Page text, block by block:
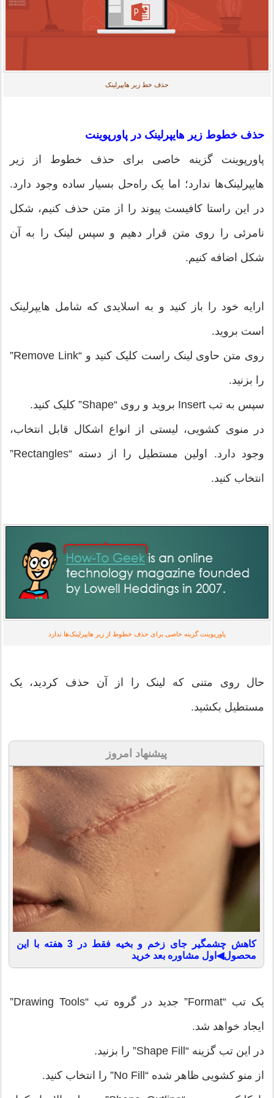
حذف خط زیر هایپرلینک
حذف خطوط زیر هایپرلینک در پاورپوینت
پاورپوینت گزینه خاصی برای حذف خطوط از زیر
هایپرلینک‌ها ندارد؛ اما یک راه‌حل بسیار ساده وجود دارد.
در این راستا کافیست پیوند را از متن حذف کنیم، شکل
نامرئی را روی متن قرار دهیم و سپس لینک را به آن
شکل اضافه کنیم.
ارایه خود را باز کنید و به اسلایدی که شامل هایپرلینک
است بروید.
روی متن حاوی لینک راست کلیک کنید و “Remove Link”
را بزنید.
سپس به تب ‌Insert بروید و روی “Shape” کلیک کنید.
در منوی کشویی، لیستی از انواع اشکال قابل انتخاب،
وجود دارد. اولین مستطیل را از دسته “Rectangles”
انتخاب کنید.
پاورپوینت گزینه خاصی برای حذف خطوط از زیر هایپرلینک‌ها ندارد
حال روی متنی که لینک را از آن حذف کردید، یک
مستطیل بکشید.
پیشنهاد امروز
کاهش چشمگیر جای زخم و بخیه فقط در 3 هفته با این
محصول◀اول مشاوره بعد خرید
یک تب “Format” جدید در گروه تب “Drawing Tools”
ایجاد خواهد شد.
در این تب گزینه “Shape Fill” را بزنید.
از منو کشویی ظاهر شده “No Fill” را انتخاب کنید.